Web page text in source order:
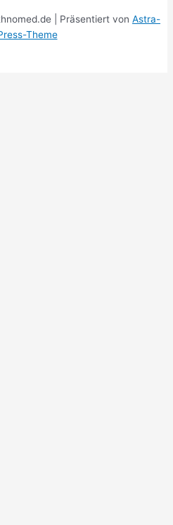
| Präsentiert von Astra-
Theme